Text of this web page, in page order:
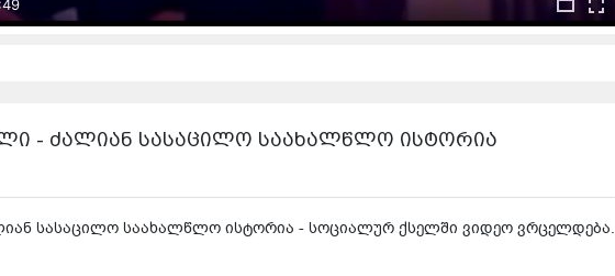
- ძალიან სასაცილო საახალწლო ისტორია
სასაცილო საახალწლო ისტორია - სოციალურ ქსელში ვიდეო ვრცელდება.